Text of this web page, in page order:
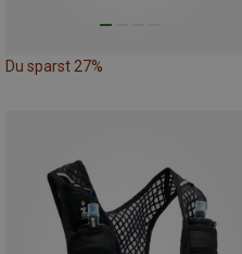
Du sparst 27%